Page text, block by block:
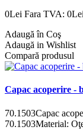
0Lei Fara TVA: 0Lei
Adaugă în Coş
Adaugă in Wishlist
Compară produsul
Capac acoperire -
70.1503Capac
70.1503Material: